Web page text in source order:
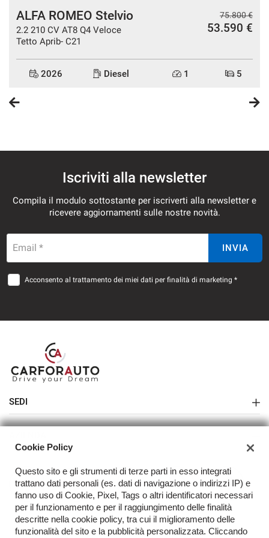
imputabili alla nostra volontà e non costituiscono in alcun
modo un vincolo contrattuale per il venditore. Il prezzo di
vendita non comprende tutti gli oneri accessori vigenti
quali ad esempio: il costo del trasferimento di proprietà, la
finanziamenti o leasing ecc.
ALFA ROMEO Stelvio
2.2 210 CV AT8 Q4 Veloce
Tetto Aprib- C21
75.800 €
53.590 €
2026 Diesel 1 5
Iscriviti alla newsletter
Compila il modulo sottostante per iscriverti alla newsletter e
ricevere aggiornamenti sulle nostre novità.
Email * INVIA
Acconsento al trattamento dei miei dati per finalità di marketing *
SEDI
Sede di Melegnano
Contatti
Acquista il tuo veicolo online
FAQ
Cookie Policy
Questo sito e gli strumenti di terze parti in esso integrati
trattano dati personali (es. dati di navigazione o indirizzi IP) e
fanno uso di Cookie, Pixel, Tags o altri identificatori necessari
per il funzionamento e per il raggiungimento delle finalità
descritte nella cookie policy, tra cui il miglioramento delle
funzionalità del sito e la pubblicità personalizzata. Cliccando